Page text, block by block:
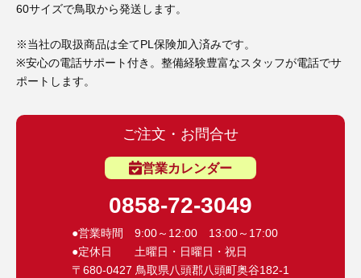
60サイズで鳥取から発送します。
※当社の取扱商品は全てPL保険加入済みです。
※安心の電話サポート付き。整備経験豊富なスタッフが電話でサ
ポートします。
ご注文・お問合せ
営業カレンダー
0858-72-3049
●営業時間 9:00～12:00 13:00～17:00
●定休日 土曜日・日曜日・祝日
〒680-0427 鳥取県八頭郡八頭町奥谷182-1